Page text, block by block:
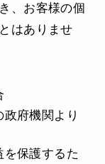
、お客様の個
はありませ
府機関より
を保護するた